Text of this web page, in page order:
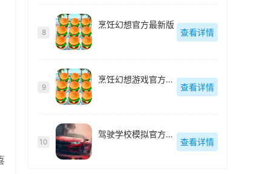
8
烹饪幻想官方最新版
查看详情
9
烹饪幻想游戏官方最新版
查看详情
10
驾驶学校模拟官方最新版
查看详情